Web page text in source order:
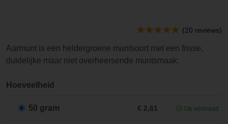
(20 reviews)
Aarmunt is een heldergroene muntsoort met een frisse,
duidelijke maar niet overheersende muntsmaak.
Hoeveelheid
50 gram € 2,61 Op voorraad